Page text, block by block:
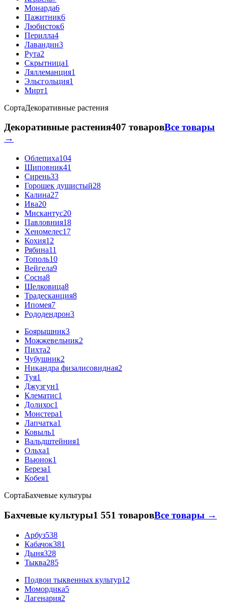
Монарда6
Пажитник6
Любисток6
Перилла4
Лавандин3
Рута2
Скрытница1
Ляллеманция1
Эльсгольция1
Мирт1
СортаДекоративные растения
Декоративные растения407 товаровВсе товары
→
Облепиха104
Шиповник41
Сирень33
Горошек душистый28
Калина27
Ива20
Мискантус20
Павловния18
Хеномелес17
Кохия12
Рябина11
Тополь10
Вейгела9
Сосна8
Шелковица8
Традесканция8
Ипомея7
Рододендрон3
Боярышник3
Можжевельник2
Пихта2
Чубушник2
Никандра физалисовидная2
Туя1
Джузгун1
Клематис1
Долихос1
Монстера1
Лапчатка1
Ковыль1
Вальдштейния1
Ольха1
Вьюнок1
Береза1
Кобея1
СортаБахчевые культуры
Бахчевые культуры1 551 товаровВсе товары →
Арбуз538
Кабачок381
Дыня328
Тыква285
Подвои тыквенных культур12
Момордика5
Лагенария2